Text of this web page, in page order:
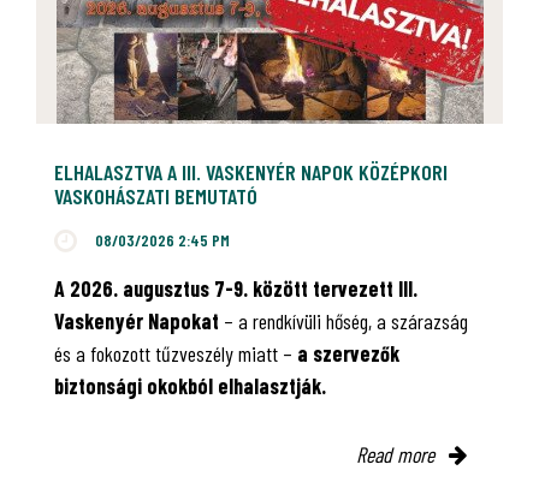
ELHALASZTVA A III. VASKENYÉR NAPOK KÖZÉPKORI
VASKOHÁSZATI BEMUTATÓ
08/03/2026 2:45 PM
A 2026. augusztus 7-9. között tervezett III.
Vaskenyér Napokat – a rendkívüli hőség, a szárazság
és a fokozott tűzveszély miatt – a szervezők
biztonsági okokból elhalasztják.
Read more